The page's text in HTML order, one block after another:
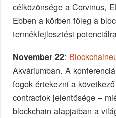
célközönsége a Corvinus,
Ebben a körben főleg a
termékfejlesztési
November 22:
Akváriumban. A
fogok értekezni a
contractok jelentősége –
blockchain alapjaiban a